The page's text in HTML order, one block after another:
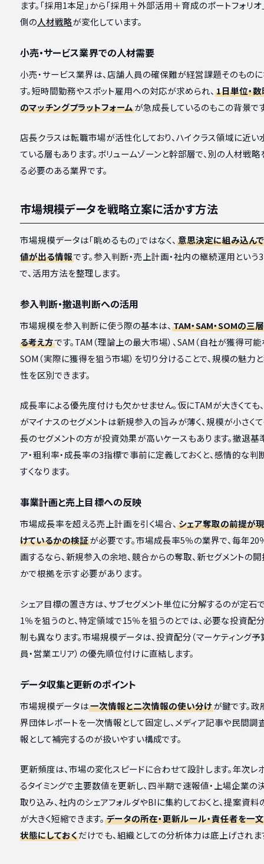
ます。「採用1本足」から「採用＋外部活用＋育成のポートフォリオ
側の人材戦略が変化しています。
小売・サービス業界での人材需要
小売・サービス業界は、店舗人員の確保難が経営課題そのもの
す。短時間勤務やスポット雇用への対応が求められ、 1日単位・
のマッチングプラットフォームが急成長しているのもこの背景で
店長クラスは転職市場が活性化しており、ハイクラス領域に近い
ている層もあります。ボリュームゾーンと幹部層で、別の人材戦
る必要のある業界です。
市場規模データを戦略立案に活かす方法
市場規模データは「眺めるもの」ではなく、 意思決定に組み込ん
値が出る情報です。参入判断・売上計画・社内の継続運用という
で、活用方法を整理します。
参入判断・撤退判断への活用
市場規模を参入判断に使う際の基本は、 TAM・SAM・SOMの三
る考え方です。TAM（理論上の最大市場）、SAM（自社が獲得可能
SOM（実際に獲得を狙う市場）を切り分けることで、規模の魅力
性を区別できます。
成長率による優先度付けも欠かせません。仮にTAMが大きくても
がマイナスのセグメントは新規参入の旨みが薄く、規模が小さく
長のセグメントの方が投資効果が高いケースもあります。撤退基
ア・粗利率・成長率の3指標で事前に定義しておくと、感情的な判
すくなります。
事業計画と売上目標への反映
市場成長率を超える売上計画を引く場合、 シェア奪取の前提が
けているかの検証が必要です。市場成長率5％の業界で、毎年
画するなら、新規参入の余地、競合からの奪取、新セグメントの
かで根拠を示す必要があります。
シェア目標の置き方は、サブセグメント単位に分解するのが定石
1％を狙うのと、特定領域で15％を狙うのとでは、必要な投資配
制も異なります。市場規模データは、投資配分（マーケティング予
員・営業エリア）の優先順位付けに直結します。
データ収集と更新のポイント
市場規模データは一次情報と二次情報の使い分けが鍵です。政
界団体レポートを一次情報として固定し、メディア記事や民間調
報として補完するのが扱いやすい構成です。
更新頻度は、市場の変化スピードに合わせて設計します。年次レ
るタイミングで主要数値を更新し、四半期で速報値・上場企業の
取り込み、社内のシェアフォルダやBIに集約しておくと、提案資
が大きく短縮できます。 データの所在・更新ルール・責任者を一
状態にしておくだけでも、組織としての分析体力は底上げされま